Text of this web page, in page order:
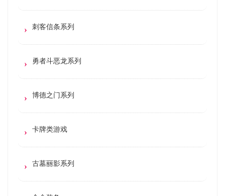
刺客信条系列
勇者斗恶龙系列
博德之门系列
卡牌类游戏
古墓丽影系列